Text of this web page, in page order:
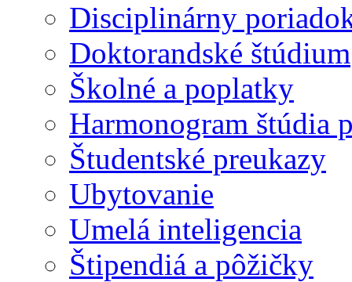
Disciplinárny
Doktorandské štúdium
Školné a poplatky
Harmonogram štúdia
Študentské preukazy
Ubytovanie
Umelá inteligencia
Štipendiá a pôžičky